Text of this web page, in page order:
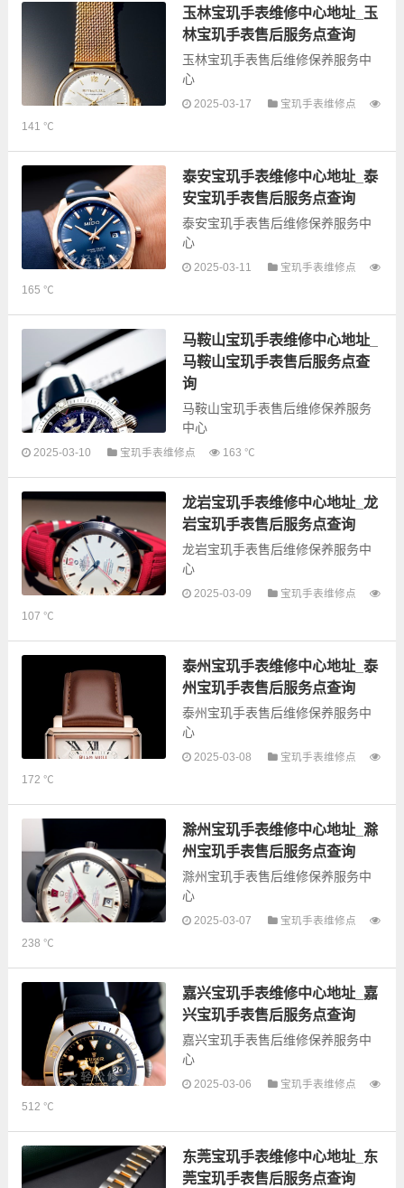
的故障检测维修，手表保养等业
务，为了享受优...
玉林宝玑手表维修中心地址_玉
林宝玑手表售后服务点查询
玉林宝玑手表售后维修保养服务中
心
息，可以为您提供宝玑全型号手表
的故障检测维修，手表保养等业
务，为了享受优...
2025-03-17
宝玑手表维修点
141 ℃
泰安宝玑手表维修中心地址_泰
安宝玑手表售后服务点查询
泰安宝玑手表售后维修保养服务中
心
息，可以为您提供宝玑全型号手表
的故障检测维修，手表保养等业
务，为了享受优...
2025-03-11
宝玑手表维修点
165 ℃
马鞍山宝玑手表维修中心地址_
马鞍山宝玑手表售后服务点查
询
马鞍山宝玑手表售后维修保养服务
中心
信息，可以为您提供宝玑全型号手
表的故障检测维修，手表保养等业
务，为了享...
2025-03-10 宝玑手表维修点 163 ℃
龙岩宝玑手表维修中心地址_龙
岩宝玑手表售后服务点查询
龙岩宝玑手表售后维修保养服务中
心
手表售后服务网点和优质维修点信
息，可以为您提供宝玑全型号手表
的故障检测维修，手表保养等业
2025-03-09
宝玑手表维修点
107 ℃
泰州宝玑手表维修中心地址_泰
州宝玑手表售后服务点查询
泰州宝玑手表售后维修保养服务中
心
息，可以为您提供宝玑全型号手表
的故障检测维修，手表保养等业
务，为了享受优...
2025-03-08
宝玑手表维修点
172 ℃
滁州宝玑手表维修中心地址_滁
州宝玑手表售后服务点查询
滁州宝玑手表售后维修保养服务中
心
息，可以为您提供宝玑全型号手表
的故障检测维修，手表保养等业
务，为了享受优...
2025-03-07
宝玑手表维修点
238 ℃
嘉兴宝玑手表维修中心地址_嘉
兴宝玑手表售后服务点查询
嘉兴宝玑手表售后维修保养服务中
心
息，可以为您提供宝玑全型号手表
的故障检测维修，手表保养等业
务，为了享受优...
2025-03-06
宝玑手表维修点
512 ℃
东莞宝玑手表维修中心地址_东
莞宝玑手表售后服务点查询